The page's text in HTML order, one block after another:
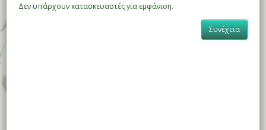
Δεν υπάρχουν κατασκευαστές για εμφάνιση.
Συνέχεια